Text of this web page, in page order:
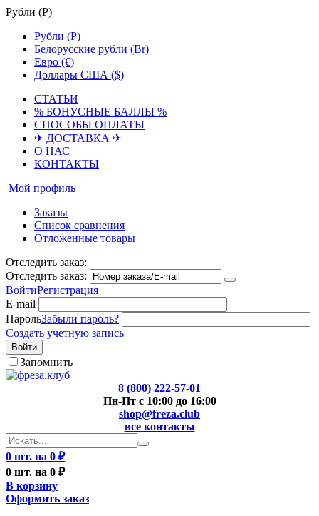
Рубли (Р)
Рубли (Р)
Белорусские рубли (Br)
Евро (€)
Доллары США ($)
СТАТЬИ
% БОНУСНЫЕ БАЛЛЫ %
СПОСОБЫ ОПЛАТЫ
✈ ДОСТАВКА ✈
О НАС
КОНТАКТЫ
Мой профиль
Заказы
Список сравнения
Отложенные товары
Отследить заказ:
Отследить заказ:
ВойтиРегистрация
E-mail
ПарольЗабыли пароль?
Создать учетную запись
Войти
Запомнить
8 (800) 222-57-01
Пн-Пт с 10:00 до 16:00
shop@freza.club
все контакты
0 шт. на 0 ₽
0 шт. на 0 ₽
В корзину
Оформить заказ